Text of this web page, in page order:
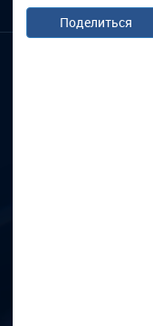
Поделиться